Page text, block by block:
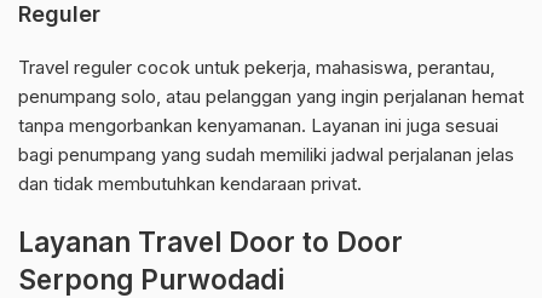
Reguler
Travel reguler cocok untuk pekerja, mahasiswa, perantau,
penumpang solo, atau pelanggan yang ingin perjalanan hemat
tanpa mengorbankan kenyamanan. Layanan ini juga sesuai
bagi penumpang yang sudah memiliki jadwal perjalanan jelas
dan tidak membutuhkan kendaraan privat.
Layanan Travel Door to Door
Serpong Purwodadi